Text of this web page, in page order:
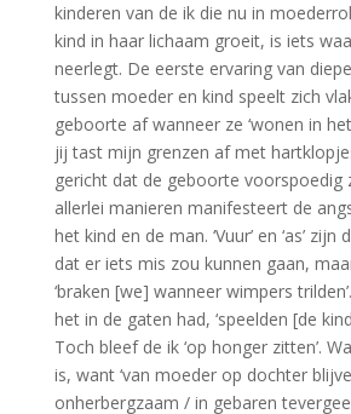
kinderen van de ik die nu in
kind in haar lichaam groeit, is iets
neerlegt. De eerste ervaring van
tussen moeder en kind speelt zich
geboorte af wanneer ze ‘wonen in
jij tast mijn grenzen af met
gericht dat de geboorte voorspoedig
allerlei manieren manifesteert de
het kind en de man. ‘Vuur’ en ‘as’
dat er iets mis zou kunnen gaan,
‘braken [we] wanneer wimpers
het in de gaten had, ‘speelden [de
Toch bleef de ik ‘op honger zitten’.
is, want ‘van moeder op dochter
onherbergzaam / in gebaren